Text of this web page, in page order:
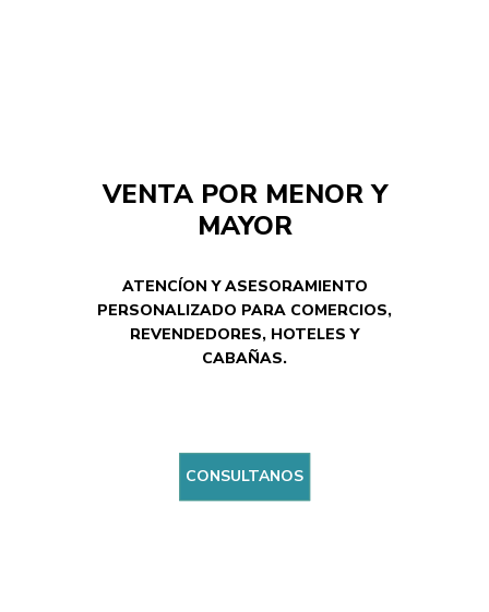
VENTA POR MENOR Y
MAYOR
ATENCÍON Y ASESORAMIENTO
PERSONALIZADO PARA COMERCIOS,
REVENDEDORES, HOTELES Y
CABAÑAS.
CONSULTANOS